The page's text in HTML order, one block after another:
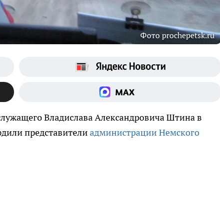
Фото prochepetsk.ru
Владислава Александровича Штина в
представителиадминистрации Немского